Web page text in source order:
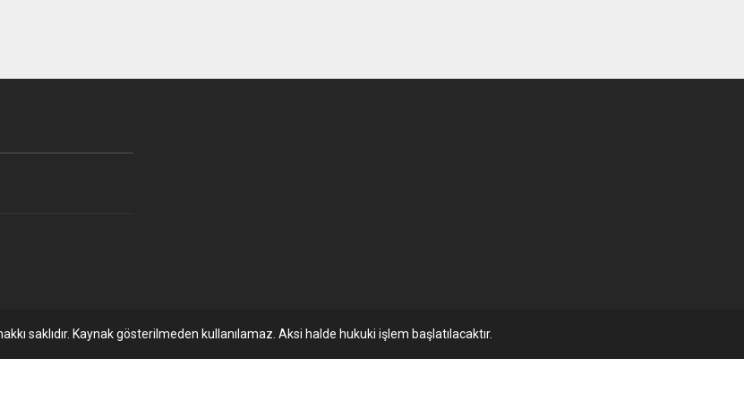
saklıdır. Kaynak gösterilmeden kullanılamaz. Aksi halde hukuki işlem başlatılacaktır.